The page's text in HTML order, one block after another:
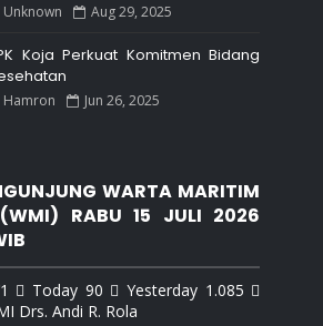
Unknown Aug 29, 2025
Koja Perkuat Komitmen Bidang
Hamron Jun 26, 2025
WARTA MARITIM
(WMI) RABU 15 JULI 2026
 Today 90  Yesterday 1.085 
Drs. Andi R. Rola